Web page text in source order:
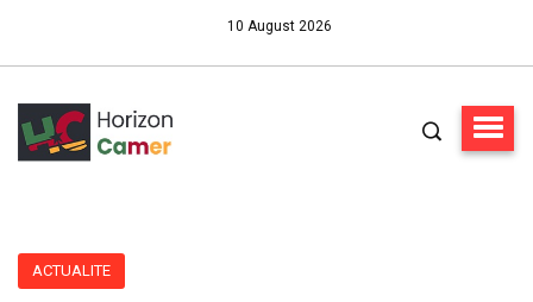
10 August 2026
ACTUALITE